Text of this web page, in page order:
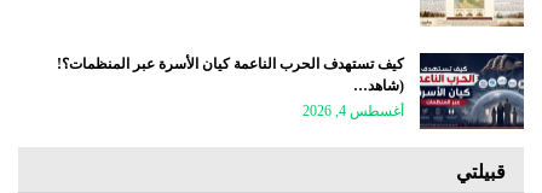
كيف تستهدف الحرب الناعمة كيان الأسرة عبر المنظمات؟!
(شاهد…
أغسطس 4, 2026
قبيلتي